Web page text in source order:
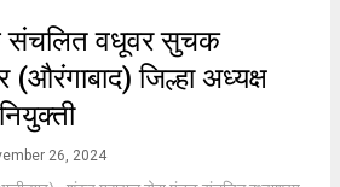
संचलित वधूवर सुचक
जिल्हा अध्यक्ष
26, 2024